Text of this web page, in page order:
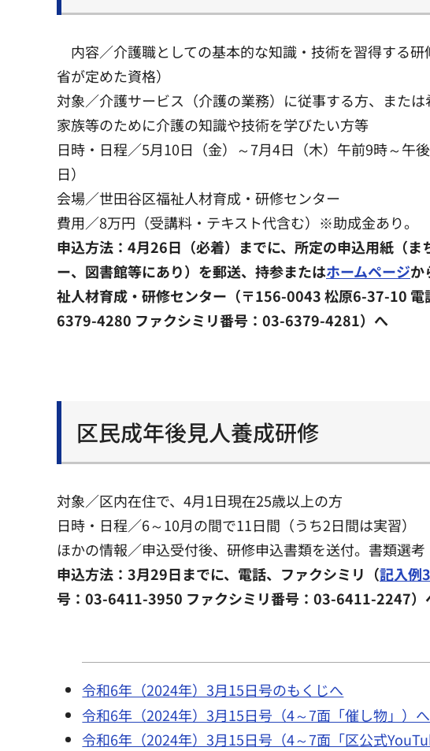
内容／介護職としての基本的な知識・技術を習得する
省が定めた資格）
対象／介護サービス（介護の業務）に従事する方、または
家族等のために介護の知識や技術を学びたい方等
日時・日程／5月10日（金）～7月4日（木）午前9時～午
日）
会場／世田谷区福祉人材育成・研修センター
費用／8万円（受講料・テキスト代含む）※助成金あり。
申込方法：4月26日（必着）までに、所定の申込用紙（ま
ー、図書館等にあり）を郵送、持参またはホームページか
祉人材育成・研修センター（〒156-0043 松原6-37-10 電
6379-4280 ファクシミリ番号：03-6379-4281）へ
区民成年後見人養成研修
対象／区内在住で、4月1日現在25歳以上の方
日時・日程／6～10月の間で11日間（うち2日間は実習）
ほかの情報／申込受付後、研修申込書類を送付。書類選考
申込方法：3月29日までに、電話、ファクシミリ（記入例
号：03-6411-3950 ファクシミリ番号：03-6411-2247
令和6年（2024年）3月15日号のもくじへ
令和6年（2024年）3月15日号（4～7面「催し物」）へ
令和6年（2024年）3月15日号（4～7面「区公式